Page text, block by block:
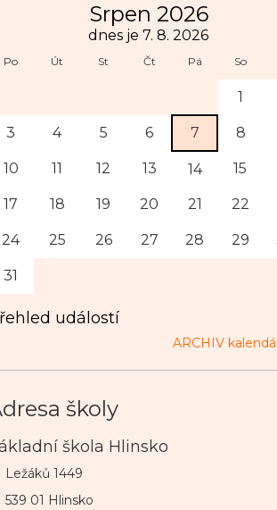
Srpen 2026
dnes je 7. 8. 2026
Po Út St Čt Pá So
1
3 4 5 6 7 8
10 11 12 13 14 15
17 18 19 20 21 22
24 25 26 27 28 29
31
událostí
ARCHIV
školy
škola Hlinsko
Ležáků 1449
539 01 Hlinsko